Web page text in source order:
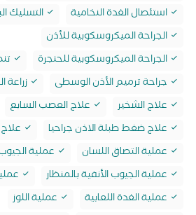
استئصال الغدة النخامية
التسليك
الجراحة الميكروسكوبية للأذن
الجراحة الميكروسكوبية للحنجرة
جراحة ترميم الأذن الوسطى
زراعة
علاج الشخير
علاج العصب السابع
علاج ضغط طبلة الاذن جراحيا
عملية التصاق اللسان
عملية
عملية الجيوب الأنفية بالمنظار
عملية الغدة اللعابية
عملية اللوز